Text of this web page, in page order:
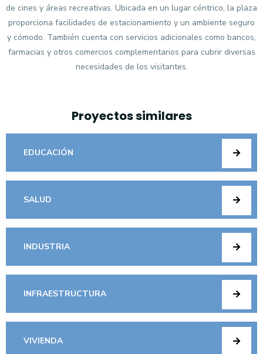
de cines y áreas recreativas. Ubicada en un lugar céntrico, la plaza
proporciona facilidades de estacionamiento y un ambiente seguro
y cómodo. También cuenta con servicios adicionales como bancos,
farmacias y otros comercios complementarios para cubrir diversas
necesidades de los visitantes.
Proyectos similares
EDUCACIÓN
SALUD
INDUSTRIA
INFRAESTRUCTURA
VIVIENDA